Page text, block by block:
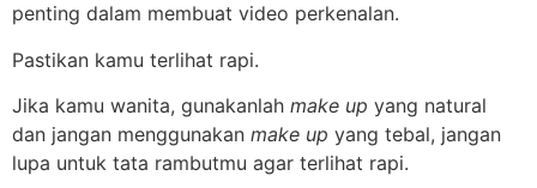
penting dalam membuat video perkenalan.
Pastikan kamu terlihat rapi.
Jika kamu wanita, gunakanlah make up yang natural
dan jangan menggunakan make up yang tebal, jangan
lupa untuk tata rambutmu agar terlihat rapi.